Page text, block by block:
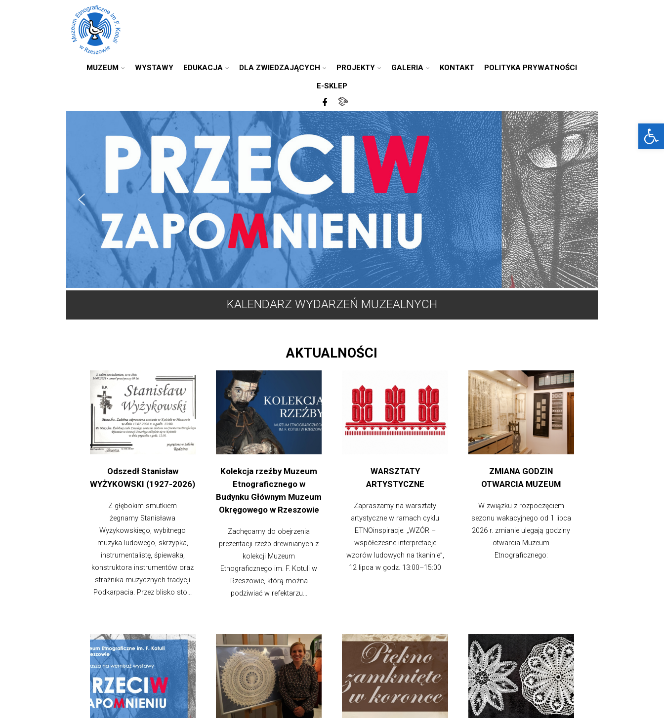
MUZEUM WYSTAWY EDUKACJA DLA ZWIEDZAJĄCYCH PROJEKTY GALERIA KONTAKT POLITYKA PRYWATNOŚCI
E-SKLEP
KALENDARZ WYDARZEŃ MUZEALNYCH
AKTUALNOŚCI
Odszedł Stanisław
WYŻYKOWSKI (1927-2026)
Z głębokim smutkiem
żegnamy Stanisława
Wyżykowskiego, wybitnego
muzyka ludowego, skrzypka,
instrumentalistę, śpiewaka,
konstruktora instrumentów oraz
strażnika muzycznych tradycji
Podkarpacia. Przez blisko sto...
Kolekcja rzeźby Muzeum
Etnograficznego w
Budynku Głównym Muzeum
Okręgowego w Rzeszowie
Zachęcamy do obejrzenia
prezentacji rzeźb drewnianych z
kolekcji Muzeum
Etnograficznego im. F. Kotuli w
Rzeszowie, którą można
podziwiać w refektarzu...
WARSZTATY
ARTYSTYCZNE
Zapraszamy na warsztaty
artystyczne w ramach cyklu
ETNOinspiracje: „WZÓR –
współczesne interpretacje
wzorów ludowych na tkaninie”,
12 lipca w godz. 13:00–15:00
ZMIANA GODZIN
OTWARCIA MUZEUM
W związku z rozpoczęciem
sezonu wakacyjnego od 1 lipca
2026 r. zmianie ulegają godziny
otwarcia Muzeum
Etnograficznego: